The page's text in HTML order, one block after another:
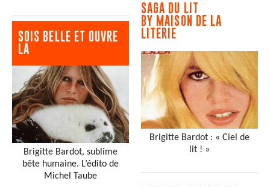
SOIS BELLE ET OUVRE
LA
Brigitte Bardot, sublime
bête humaine. L’édito de
Michel Taube
SAGA DU LIT
BY MAISON DE LA
LITERIE
Brigitte Bardot : « Ciel de
lit ! »